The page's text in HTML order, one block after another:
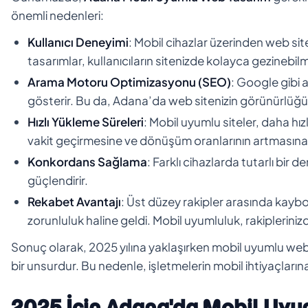
önemli nedenleri:
Kullanıcı Deneyimi: Mobil cihazlar üzerinden web
tasarımlar, kullanıcıların sitenizde kolayca
Arama Motoru Optimizasyonu (SEO): Google gibi
gösterir. Bu da, Adana’da web sitenizin
Hızlı Yükleme Süreleri: Mobil uyumlu siteler, daha
vakit geçirmesine ve dönüşüm oranlarının
Konkordans Sağlama: Farklı cihazlarda tutarlı bir
güçlendirir.
Rekabet Avantajı: Üst düzey rakipler arasında
zorunluluk haline geldi. Mobil uyumluluk,
Sonuç olarak, 2025 yılına yaklaşırken mobil uyumlu
bir unsurdur. Bu nedenle, işletmelerin mobil